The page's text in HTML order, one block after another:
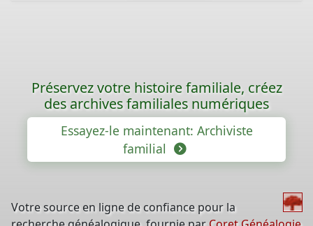
Préservez votre histoire familiale, créez
des archives familiales numériques
Essayez-le maintenant: Archiviste
familial
Votre source en ligne de confiance pour la